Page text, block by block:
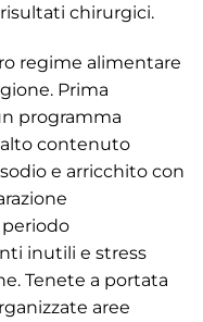
chirurgici.
regime alimentare
Prima
programma
contenuto
e arricchito con
inutili e stress
Tenete a portata
aree